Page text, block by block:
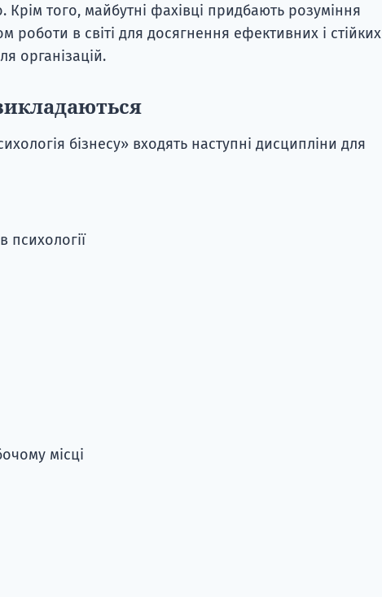
Крім того, майбутні фахівці придбають розуміння
роботи в світі для досягнення ефективних і стійких
організацій.
бізнесу» входять наступні дисципліни для
психології
місці